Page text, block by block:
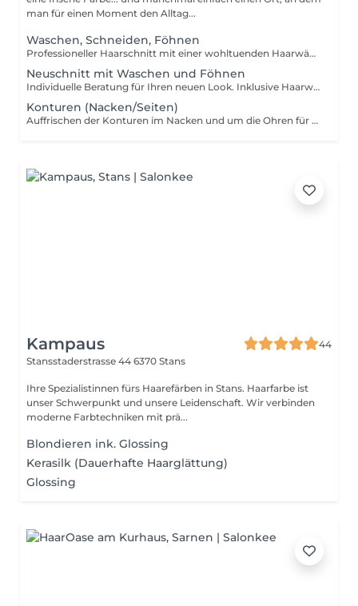
man für einen Moment den Alltag...
Waschen, Schneiden, Föhnen
Professioneller Haarschnitt mit einer wohltuenden Haarwäsche und Föhnen. Alle Preise verstehen sich inkl. Haarbad, Conditioner und Stylingprodukte
Neuschnitt mit Waschen und Föhnen
Individuelle Beratung für Ihren neuen Look. Inklusive Haarwäsche, professionellem Haarschnitt und Föhnen. Alle Preise verstehen sich inkl. Haarbad, Conditioner und Stylingprodukte
Konturen (Nacken/Seiten)
Auffrischen der Konturen im Nacken und um die Ohren für einen gepflegten und sauberen Look. Ohne Waschen und Föhnen.
Kampaus
44
Stansstaderstrasse 44 6370 Stans
Ihre Spezialistinnen fürs Haarefärben in Stans. Haarfarbe ist
unser Schwerpunkt und unsere Leidenschaft. Wir verbinden
moderne Farbtechniken mit prä...
Blondieren ink. Glossing
Kerasilk (Dauerhafte Haarglättung)
Glossing